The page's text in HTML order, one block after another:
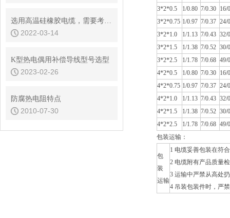
选用高温硅橡胶电缆，需要考虑哪些问题
2022-03-14
K型热电偶用补偿导线型号选型
2023-02-26
防腐热电阻特点
2010-07-30
3*2*0.5
1/0.80 7/0.30 16/
3*2*0.75 1/0.97 7/0.37 24/
3*2*1.0
1/1.13 7/0.43 32/
3*2*1.5
1/1.38 7/0.52 30/
3*2*2.5
1/1.78 7/0.68 49/
4*2*0.5
1/0.80 7/0.30 16/
4*2*0.75 1/0.97 7/0.37 24/
4*2*1.0
1/1.13 7/0.43 32/
4*2*1.5
1/1.38 7/0.52 30/
4*2*2.5
1/1.78 7/0.68 49/
包装运输：
包
装
运输
1 电缆妥善包装在符
2 电缆附有产品质量
3 运输中严禁从高处
4 吊装包装件时，严